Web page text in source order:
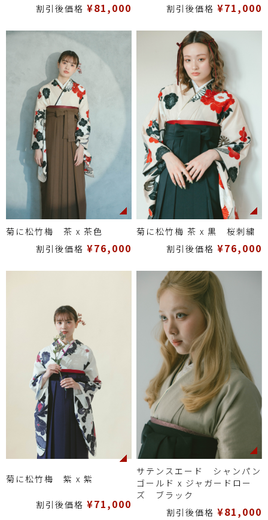
割引後価格 ¥81,000
割引後価格 ¥71,000
菊に松竹梅 茶 x 茶色
割引後価格 ¥76,000
菊に松竹梅 茶 x 黒 桜刺繍
割引後価格 ¥76,000
菊に松竹梅 紫 x 紫
割引後価格 ¥71,000
サテンスエード シャンパン
ゴールド x ジャガードロー
ズ ブラック
割引後価格 ¥81,000